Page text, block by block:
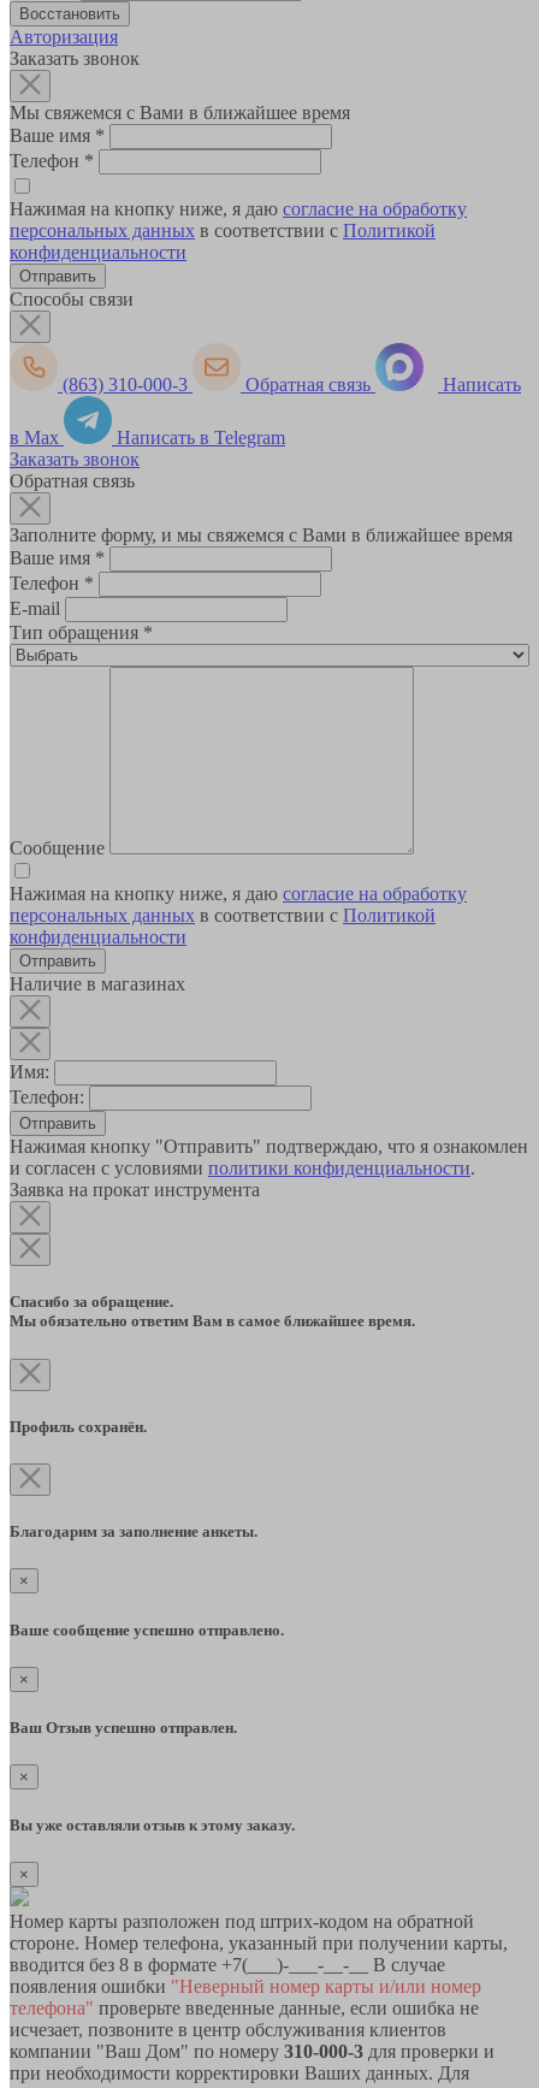
Авторизация
Заказать звонок
Мы свяжемся с Вами в ближайшее время
Ваше имя *
Телефон *
Нажимая на кнопку ниже, я даю согласие на обработку
персональных данных в соответствии с Политикой
конфиденциальности
Способы связи
(863) 310-000-3 Обратная связь Написать
в Max
Написать в Telegram
Заказать звонок
Обратная связь
Заполните форму, и мы свяжемся с Вами в ближайшее время
Ваше имя *
Телефон *
E-mail
Тип обращения *
Сообщение
Нажимая на кнопку ниже, я даю согласие на обработку
персональных данных в соответствии с Политикой
конфиденциальности
Наличие в магазинах
Имя:
Телефон:
Отправить
Нажимая кнопку "Отправить" подтверждаю, что я ознакомлен
и согласен с условиями политики конфиденциальности.
Заявка на прокат инструмента
Спасибо за обращение.
Мы обязательно ответим Вам в самое ближайшее время.
Профиль сохранён.
Благодарим за заполнение анкеты.
×
Ваше сообщение успешно отправлено.
×
Ваш Отзыв успешно отправлен.
×
Вы уже оставляли отзыв к этому заказу.
×
Номер карты разположен под штрих-кодом на обратной
стороне. Номер телефона, указанный при получении карты,
вводится без 8 в формате +7(___)-___-__-__ В случае
появления ошибки "Неверный номер карты и/или номер
телефона" проверьте введенные данные, если ошибка не
исчезает, позвоните в центр обслуживания клиентов
компании "Ваш Дом" по номеру 310-000-3 для проверки и
при необходимости корректировки Ваших данных. Для